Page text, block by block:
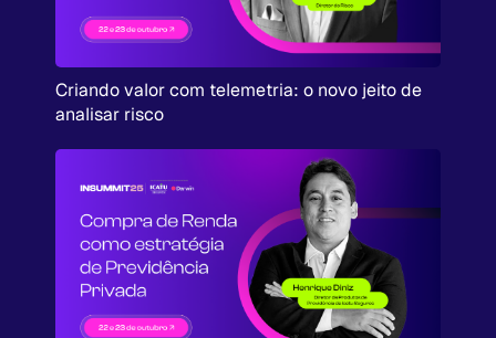
Criando valor com telemetria: o novo jeito de
analisar risco